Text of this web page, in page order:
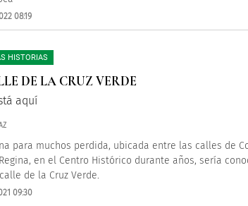
08:19
HISTORIAS
DE LA CRUZ VERDE
aquí
para muchos perdida, ubicada entre las calles de
en el Centro Histórico durante años, sería
de la Cruz Verde.
09:30